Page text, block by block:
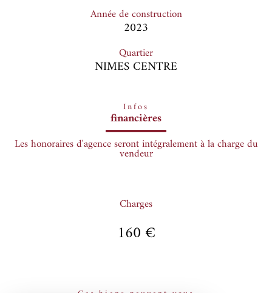
Année de construction
2023
Quartier
NIMES CENTRE
Infos
financières
Les honoraires d'agence seront intégralement à la charge du
vendeur
Charges
160 €